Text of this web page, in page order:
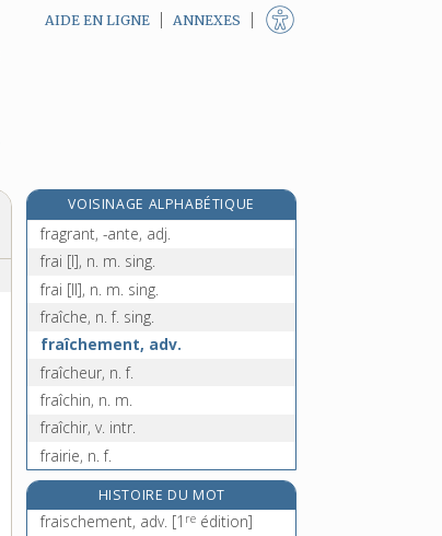
AIDE EN LIGNE ANNEXES
VOISINAGE ALPHABÉTIQUE
fragrance, n. f.
fragrant, -ante, adj.
frai [I], n. m. sing.
frai [II], n. m. sing.
fraîche, n. f. sing.
fraîchement, adv.
fraîcheur, n. f.
fraîchin, n. m.
fraîchir, v. intr.
frairie, n. f.
frais, fraîche [I], adj.
frais [II], n. m. pl.
HISTOIRE DU MOT
fraischement, adv. [1 re édition]